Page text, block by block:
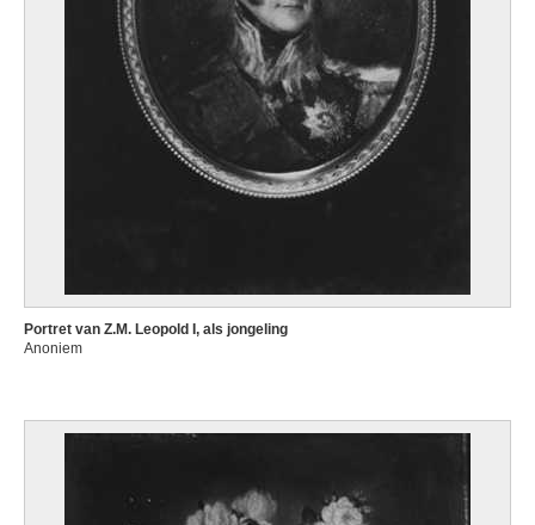
Portret van Z.M. Leopold I, als jongeling
Anoniem